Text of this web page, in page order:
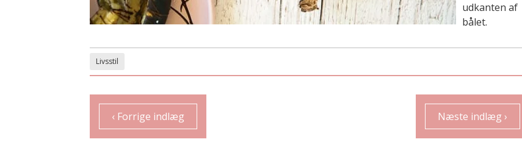
udkanten af
bålet.
Livsstil
‹ Forrige indlæg Næste indlæg ›